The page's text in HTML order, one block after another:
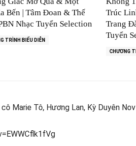
Bến | Tâm Đoan & Thế
Nhạc Tuyển Selection
TRÌNH BIỂU DIỄN
Trúc
Trang
Tuyển
CHƯƠNG
Marie Tô, Hương Lan, Kỳ Duyên